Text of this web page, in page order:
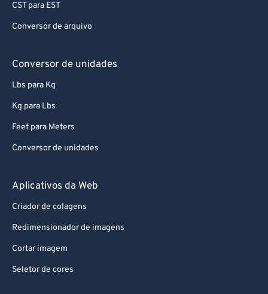
CST para EST
Conversor de arquivo
Conversor de unidades
Lbs para Kg
Kg para Lbs
Feet para Meters
Conversor de unidades
Aplicativos da Web
Criador de colagens
Redimensionador de imagens
Cortar imagem
Seletor de cores